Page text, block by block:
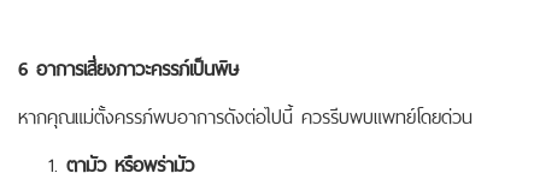
6 อาการเสี่ยงภาวะครรภ์เป็นพิษ
หากคุณแม่ตั้งครรภ์พบอาการดังต่อไปนี้ ควรรีบพบแพทย์โดยด่วน
ตามัว หรือพร่ามัว